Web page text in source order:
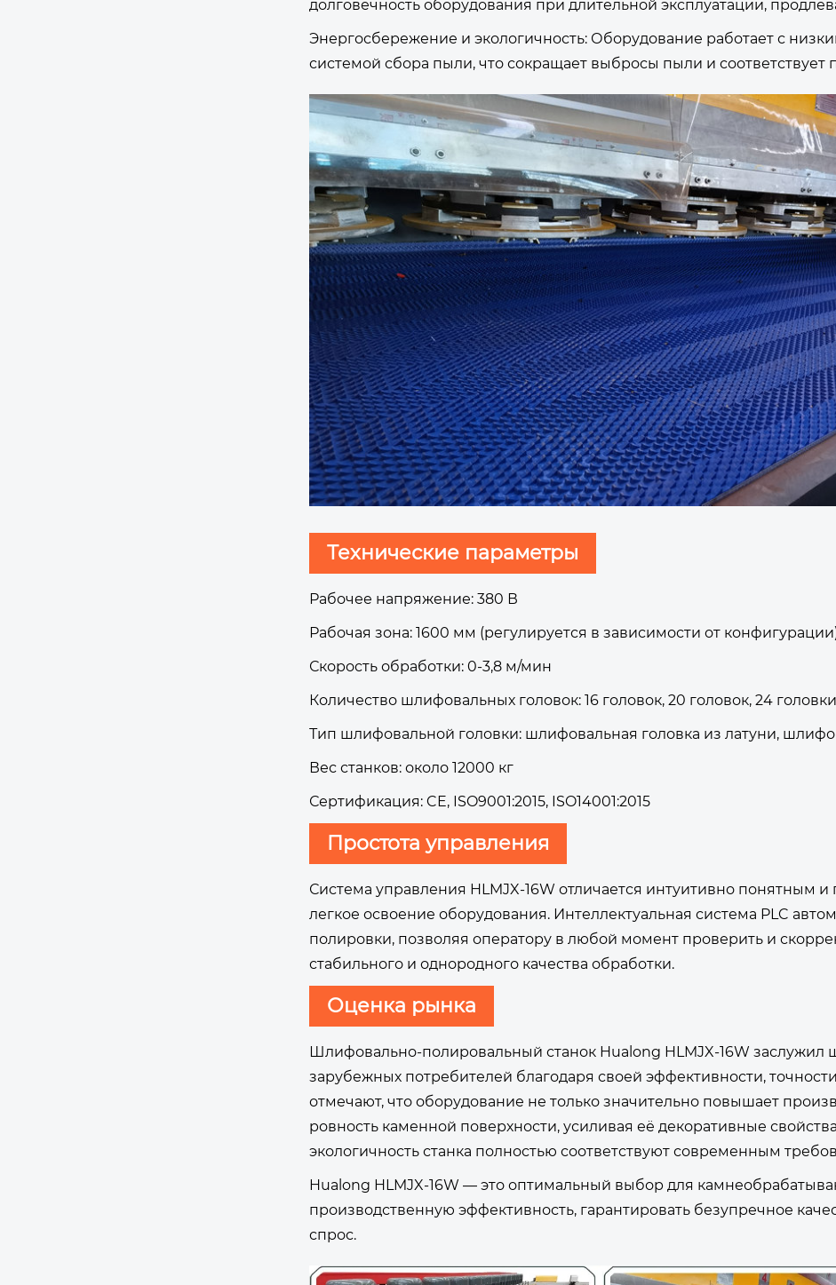
долговечность оборудования при длительной эксплуатации,
Энергосбережение и экологичность: Оборудование работает с
системой сбора пыли, что сокращает выбросы пыли и соответствует
Технические параметры
Рабочее напряжение: 380 В
Рабочая зона: 1600 мм (регулируется в зависимости от
Скорость обработки: 0-3,8 м/мин
Количество шлифовальных головок: 16 головок, 20 головок, 24
Тип шлифовальной головки: шлифовальная головка из латуни,
Вес станков: около 12000 кг
Сертификация: CE, ISO9001:2015, ISO14001:2015
Простота управления
Система управления HLMJX-16W отличается интуитивно понятным
легкое освоение оборудования. Интеллектуальная система PLC
полировки, позволяя оператору в любой момент проверить и
стабильного и однородного качества обработки.
Оценка рынка
Шлифовально-полировальный станок Hualong HLMJX-16W заслужил
зарубежных потребителей благодаря своей эффективности,
отмечают, что оборудование не только значительно повышает
ровность каменной поверхности, усиливая её декоративные
экологичность станка полностью соответствуют современным
Hualong HLMJX-16W — это оптимальный выбор для
производственную эффективность, гарантировать безупречное
спрос.